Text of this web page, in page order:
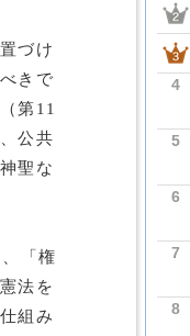
づけ
きで
第11
公共
聖な
「権
法を
組み
4
5
6
7
8